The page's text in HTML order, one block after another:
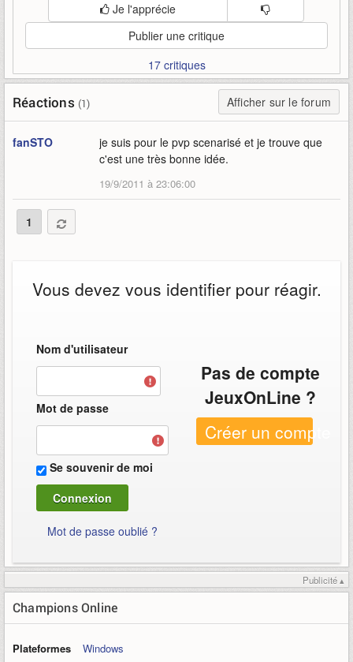
Je l'apprécie
Publier une critique
17 critiques
Réactions (1) Afficher sur le forum
fanSTO
je suis pour le pvp scenarisé et je trouve que
c'est une très bonne idée.
19/9/2011 à 23:06:00
1
Vous devez vous identifier pour réagir.
Nom d'utilisateur
Mot de passe
Se souvenir de moi
Mot de passe oublié ?
Pas de compte
JeuxOnLine ?
Créer un compte
Publicité ▴
Champions Online
Plateformes
Windows